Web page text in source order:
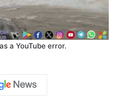
a YouTube error.